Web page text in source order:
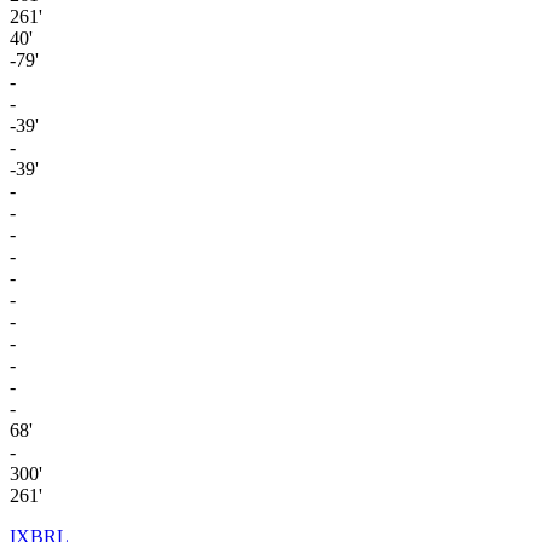
261'
40'
-79'
-
-
-39'
-
-39'
-
-
-
-
-
-
-
-
-
-
-
68'
-
300'
261'
IXBRL